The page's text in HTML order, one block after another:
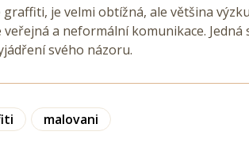
graffiti, je velmi obtížná, ale většina
a neformální komunikace.
svého názoru.
malovani